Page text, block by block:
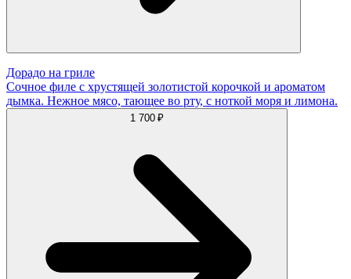
Дорадо на гриле
Сочное филе с хрустящей золотистой корочкой и ароматом
дымка. Нежное мясо, тающее во рту, с ноткой моря и лимона.
1 700 ₽